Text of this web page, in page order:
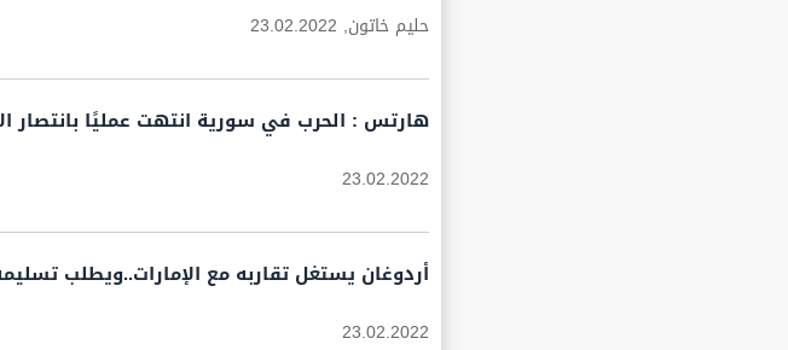
حليم خاتون, 23.02.2022
هارتس : الحرب في سورية انتهت عمليًا بانتصار
23.02.2022
أردوغان يستغل تقاربه مع الإمارات..ويطلب
23.02.2022